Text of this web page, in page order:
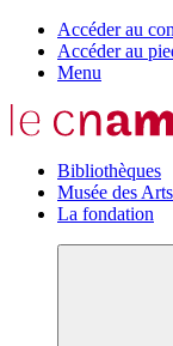
Accéder au
Accéder au
Menu
Bibliothèques
Musée des
La fondation